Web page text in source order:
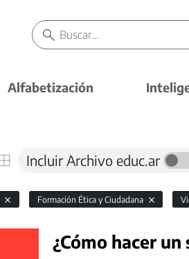
Alfabetización
Incluir Archivo educ.ar
Formación Ética y Ciudadana
¿Cómo hacer un